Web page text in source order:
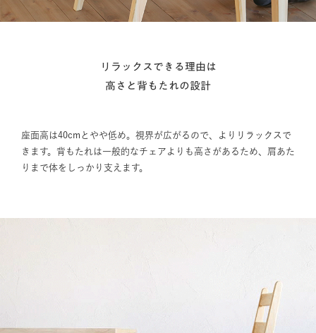
リラックスできる理由は
高さと背もたれの設計
座面高は40cmとやや低め。視界が広がるので、よりリラックスで
きます。背もたれは一般的なチェアよりも高さがあるため、肩あた
りまで体をしっかり支えます。